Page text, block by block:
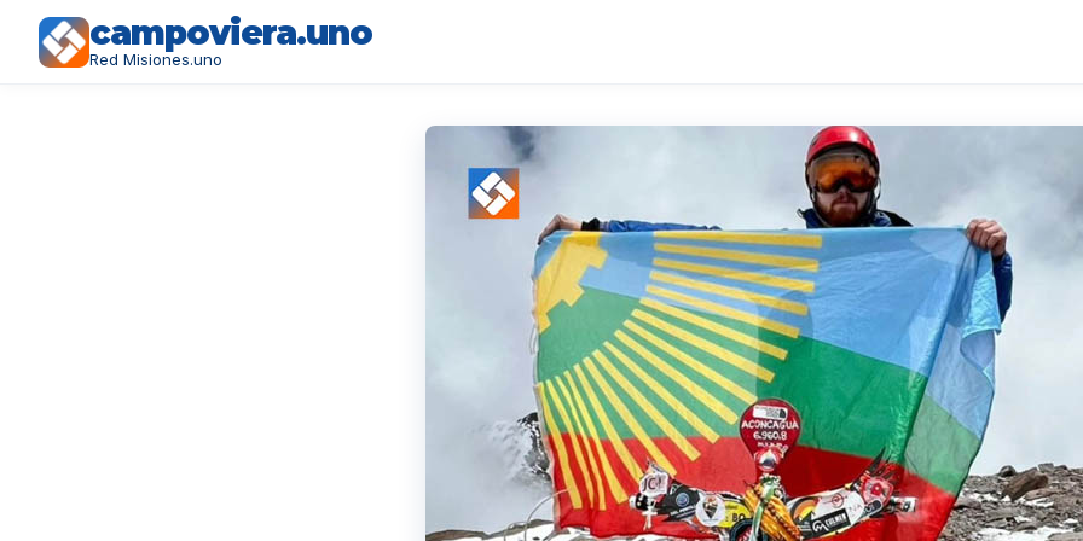
campoviera.uno
Red Misiones.uno